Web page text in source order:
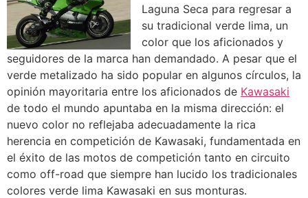
Laguna Seca para regresar a
su tradicional verde lima, un
color que los aficionados y
seguidores de la marca han demandado. A pesar que el
verde metalizado ha sido popular en algunos círculos, la
opinión mayoritaria entre los aficionados de Kawasaki
de todo el mundo apuntaba en la misma dirección: el
nuevo color no reflejaba adecuadamente la rica
herencia en competición de Kawasaki, fundamentada en
el éxito de las motos de competición tanto en circuito
como off-road que siempre han lucido los tradicionales
colores verde lima Kawasaki en sus monturas.